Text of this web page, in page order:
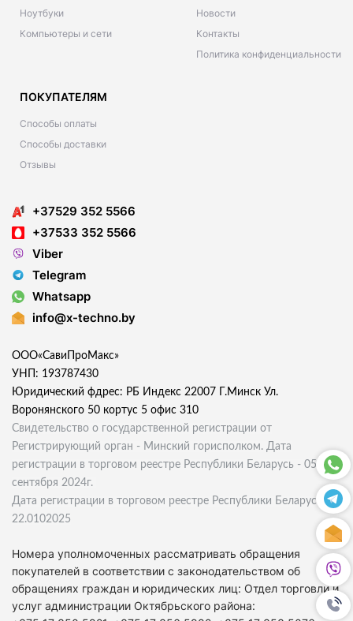
Ноутбуки
Компьютеры и сети
Новости
Контакты
Политика конфиденциальности
ПОКУПАТЕЛЯМ
Способы оплаты
Способы доставки
Отзывы
+37529 352 5566
+37533 352 5566
Viber
Telegram
Whatsapp
info@x-techno.by
ООО«СавиПроМакс»
УНП: 193787430
Юридический фдрес: РБ Индекс 22007 Г.Минск Ул.
Воронянского 50 кортус 5 офис 310
Свидетельство о государственной регистрации от
Регистрирующий орган - Минский горисполком. Дата
регистрации в торговом реестре Республики Беларусь - 05
сентября 2024г.
Дата регистрации в торговом реестре Республики Беларусь
22.0102025
Номера уполномоченных рассматривать обращения
покупателей в соответствии с законодательством об
обращениях граждан и юридических лиц: Отдел торговли и
услуг администрации Октябрьского района: